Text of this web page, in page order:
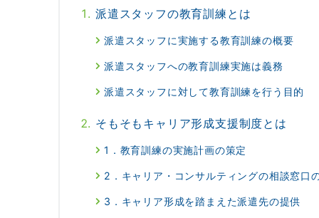
派遣スタッフの教育訓練とは
派遣スタッフに実施する教育訓練の概要
派遣スタッフへの教育訓練実施は義務
派遣スタッフに対して教育訓練を行う目的
そもそもキャリア形成支援制度とは
1．教育訓練の実施計画の策定
2．キャリア・コンサルティングの相談窓口
3．キャリア形成を踏まえた派遣先の提供